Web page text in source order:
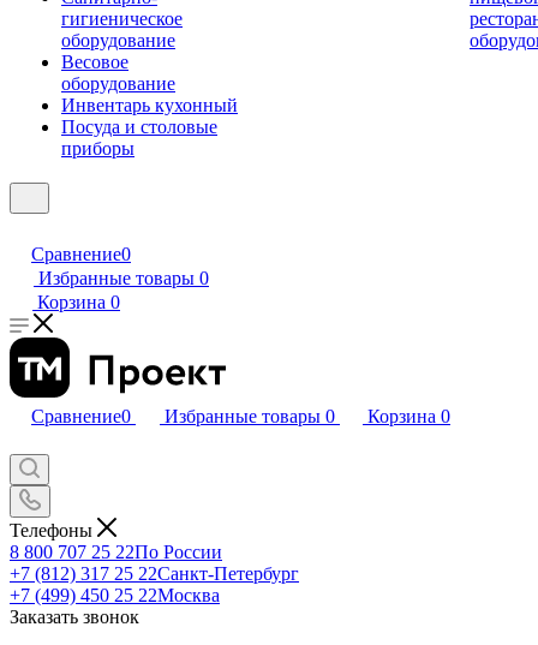
гигиеническое
оборудование
Весовое
оборудование
Инвентарь кухонный
Посуда и столовые
приборы
Сравнение0
Избранные товары 0
Корзина 0
Сравнение0 Избранные товары 0 Корзина 0
Телефоны
8 800 707 25 22По России
+7 (812) 317 25 22Санкт-Петербург
+7 (499) 450 25 22Москва
Заказать звонок